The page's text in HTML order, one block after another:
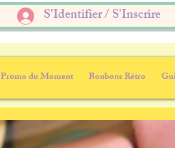
S'Identifier / S'Inscrire
Promo du Moment Bonbons Rétro